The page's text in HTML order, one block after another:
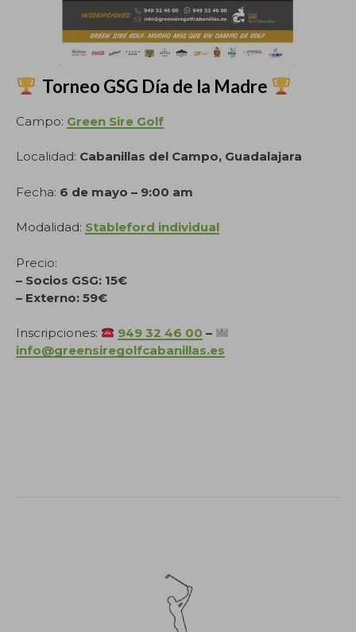
Torneo GSG Día de la Madre
Campo: Green Sire Golf
Localidad: Cabanillas del Campo, Guadalajara
Fecha: 6 de mayo – 9:00 am
Modalidad: Stableford individual
Precio:
– Socios GSG: 15€
– Externo: 59€
Inscripciones: 949 32 46 00 –
info@greensiregolfcabanillas.es